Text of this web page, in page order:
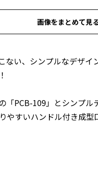
画像をまとめて見
ない、シンプルなデザ
「PCB-109」とシンプ
やすいハンドル付き成